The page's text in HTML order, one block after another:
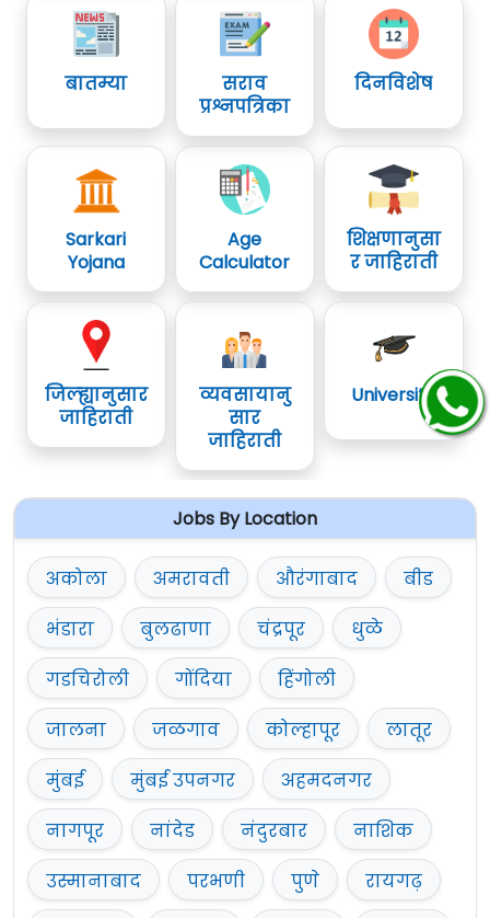
बातम्या
सराव
प्रश्नपत्रिका
दिनविशेष
Sarkari
Yojana
Age
Calculator
शिक्षणानुसा
र जाहिराती
जिल्ह्यानुसार
जाहिराती
व्यवसायानु
सार
जाहिराती
University
Jobs By Location
अकोला अमरावती औरंगाबाद
बीड
भंडारा
बुलढाणा चंद्रपूर
धुळे
गडचिरोली
गोंदिया
हिंगोली
जालना
जळगाव कोल्हापूर
लातूर
मुंबई
मुंबई उपनगर
अहमदनगर
नागपूर
नांदेड नंदुरबार
नाशिक
उस्मानाबाद
परभणी पुणे
रायगढ़